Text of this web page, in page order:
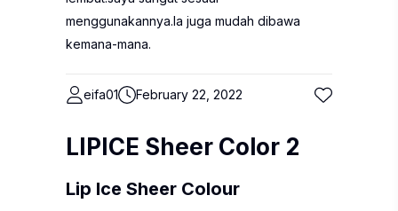
menggunakannya.Ia juga mudah dibawa
kemana-mana.
eifa01 February 22, 2022
LIPICE Sheer Color 2
Lip Ice Sheer Colour